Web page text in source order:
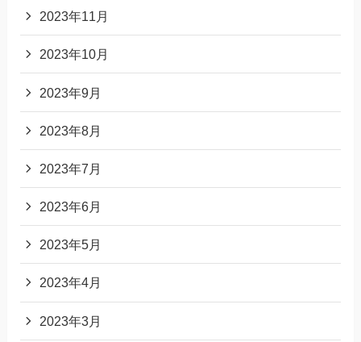
2023年11月
2023年10月
2023年9月
2023年8月
2023年7月
2023年6月
2023年5月
2023年4月
2023年3月